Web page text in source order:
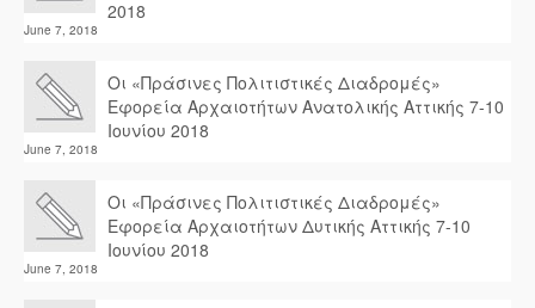
2018
June 7, 2018
Οι «Πράσινες Πολιτιστικές Διαδρομές»
Εφορεία Αρχαιοτήτων Ανατολικής Αττικής 7-10
Ιουνίου 2018
June 7, 2018
Οι «Πράσινες Πολιτιστικές Διαδρομές»
Εφορεία Αρχαιοτήτων Δυτικής Αττικής 7-10
Ιουνίου 2018
June 7, 2018